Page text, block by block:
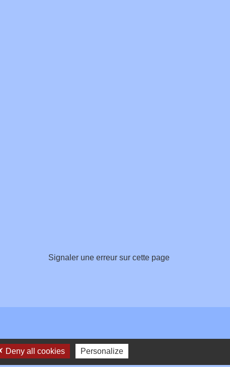
Signaler une erreur sur cette page
Deny all cookies Personalize